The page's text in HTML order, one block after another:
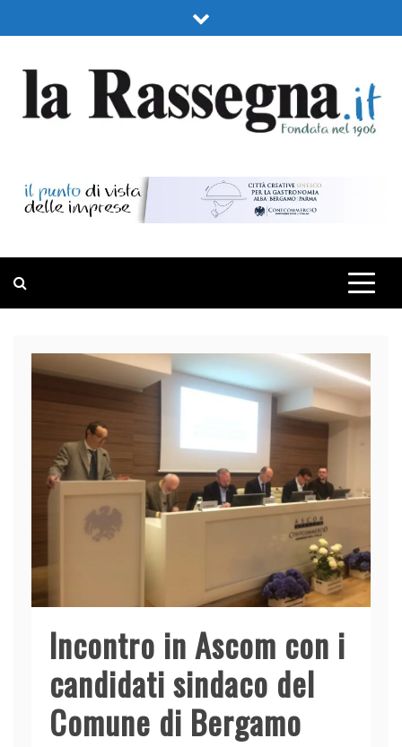
to
Incontro in Ascom con i
candidati sindaco del
Comune di Bergamo